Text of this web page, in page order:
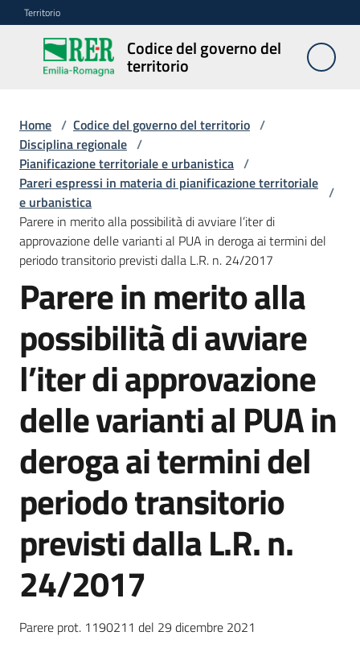
Vai al contenuto
Vai alla navigazione
Vai al footer
Territorio
Codice del governo del
territorio
Codice
del
del
territorio
Modulistica
edilizia
C
a
l
c
l
a
o
e
e
l
c
o
n
t
r
i
Home / Codice del governo del territorio /
Disciplina regionale /
Pianificazione territoriale e urbanistica /
Pareri espressi in materia di pianificazione territoriale
e urbanistica
/
Parere in merito alla possibilità di avviare l’iter di
approvazione delle varianti al PUA in deroga ai termini del
periodo transitorio previsti dalla L.R. n. 24/2017
Parere in merito alla
possibilità di avviare
l’iter di approvazione
delle varianti al PUA in
deroga ai termini del
periodo transitorio
previsti dalla L.R. n.
24/2017
Parere prot. 1190211 del 29 dicembre 2021